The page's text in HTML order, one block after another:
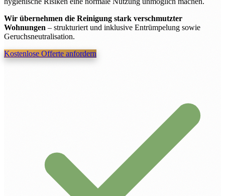
Wir übernehmen die Reinigung stark verschmutzter
Wohnungen – strukturiert und inklusive Entrümpelung sowie
Geruchsneutralisation.
Kostenlose Offerte anfordern